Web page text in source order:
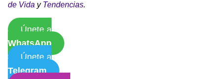
de Vida y Tendencias.
Únete a
WhatsApp
Únete a
Telegram